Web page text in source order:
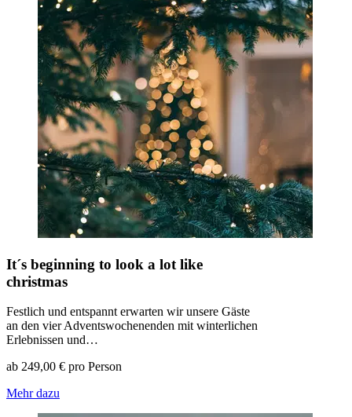
It´s beginning to look a lot like
christmas
Festlich und entspannt erwarten wir unsere Gäste
an den vier Adventswochenenden mit winterlichen
Erlebnissen und…
ab 249,00 € pro Person
Mehr dazu